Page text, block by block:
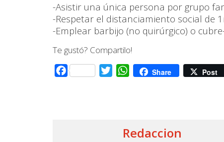
-Asistir una única persona por grupo
-Respetar el distanciamiento social de
-Emplear barbijo (no quirúrgico) o
Te gustó? Compartilo!
Facebook Twitter WhatsApp
Share Post
Redaccion